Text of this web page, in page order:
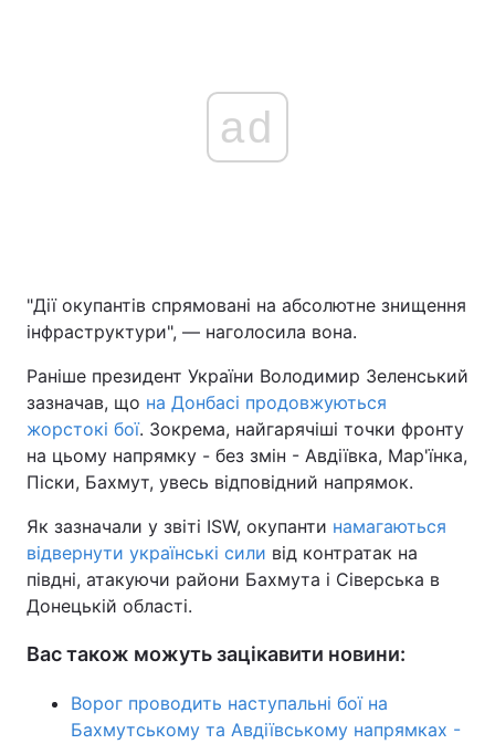
ad
"Дії окупантів спрямовані на абсолютне знищення
інфраструктури", — наголосила вона.
Раніше президент України Володимир Зеленський
зазначав, що на Донбасі продовжуються
жорстокі бої. Зокрема, найгарячіші точки фронту
на цьому напрямку - без змін - Авдіївка, Мар'їнка,
Піски, Бахмут, увесь відповідний напрямок.
Як зазначали у звіті ISW, окупанти намагаються
відвернути українські сили від контратак на
півдні, атакуючи райони Бахмута і Сіверська в
Донецькій області.
Вас також можуть зацікавити новини:
Ворог проводить наступальні бої на
Бахмутському та Авдіївському напрямках -